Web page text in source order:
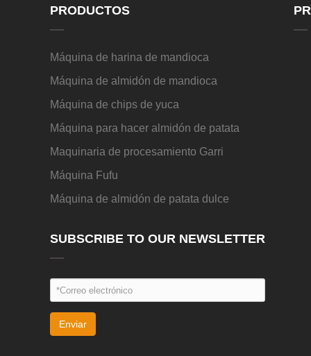
PRODUCTOS
Máquina de harina de mandioca
Máquina de almidón de mandioca
Máquina de chips de yuca
Máquina para hacer almidón de patata
Maquinaria de procesamiento Garri
Máquina Fufu
Máquina de almidón de patata dulce
SUBSCRIBE TO OUR NEWSLETTER
Enviar